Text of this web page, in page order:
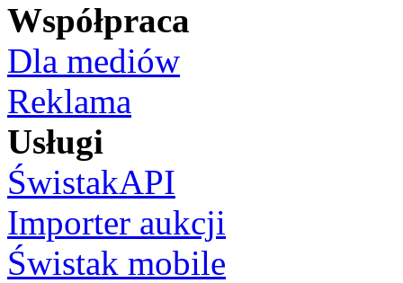
Współpraca
Dla mediów
Reklama
Usługi
ŚwistakAPI
Importer aukcji
Świstak mobile